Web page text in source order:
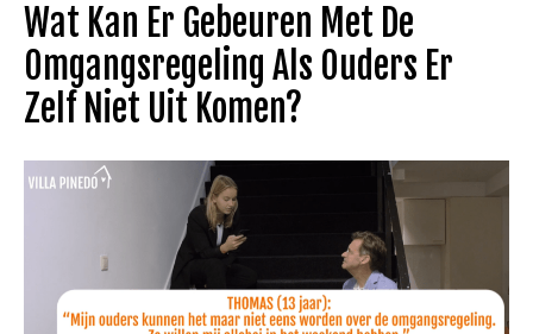
Wat Kan Er Gebeuren Met De
Omgangsregeling Als Ouders Er
Zelf Niet Uit Komen?